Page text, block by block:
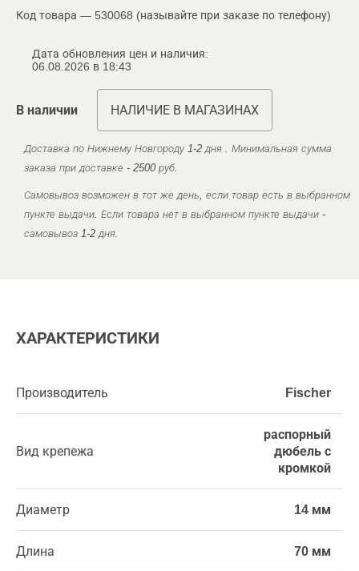
Код товара — 530068 (называйте при заказе по телефону)
Дата обновления цен и наличия:
06.08.2026 в 18:43
В наличии НАЛИЧИЕ В МАГАЗИНАХ
Доставка по Нижнему Новгороду 1-2 дня . Минимальная сумма
заказа при доставке - 2500 руб.
Самовывоз возможен в тот же день, если товар есть в выбранном
пункте выдачи. Если товара нет в выбранном пункте выдачи -
самовывоз 1-2 дня.
ХАРАКТЕРИСТИКИ
Производитель Fischer
Вид крепежа
распорный
дюбель с
кромкой
Диаметр 14 мм
Длина 70 мм